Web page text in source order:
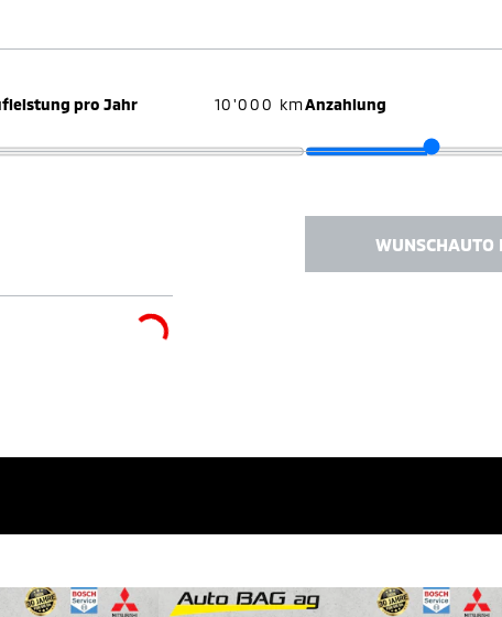
pro Jahr 10'000 kmAnzahlung
WUNSCHAUTO